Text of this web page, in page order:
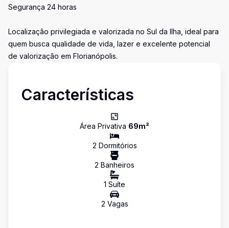
Segurança 24 horas
Localização privilegiada e valorizada no Sul da Ilha, ideal para
quem busca qualidade de vida, lazer e excelente potencial
de valorização em Florianópolis.
Características
Área Privativa 69m²
2 Dormitórios
2 Banheiros
1 Suíte
2 Vagas